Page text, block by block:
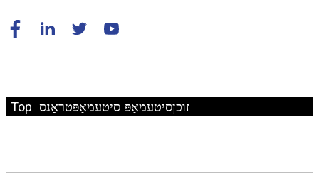
Top זוכןסיטעמאַפּ סיטעמאַפּטראַנס